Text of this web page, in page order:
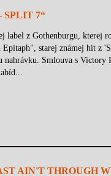
SPLIT 7“
z Gothenburgu, kterej
starej známej hit z
Smlouva s
AIN'T THROUGH